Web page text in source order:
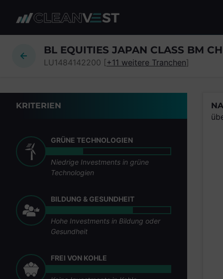
BL EQUITIES JAPAN CLASS BM
LU1484142200 [+11 weitere Tranchen]
KRITERIEN
GRÜNE TECHNOLOGIEN
Niedrige Investments in grüne
Technologien
BILDUNG & GESUNDHEIT
Hohe Investments in Bildung oder
Gesundheit
FREI VON KOHLE